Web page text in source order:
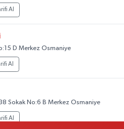
Al
D Merkez Osmaniye
Al
Sokak No:6 B Merkez Osmaniye
Al